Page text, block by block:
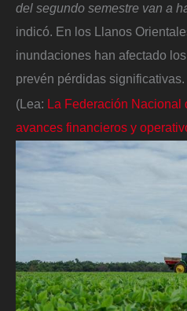
del segundo semestre van a
indicó. En los Llanos
inundaciones han afectado
prevén pérdidas significativas.
(Lea: La Federación Nacional
avances financieros y